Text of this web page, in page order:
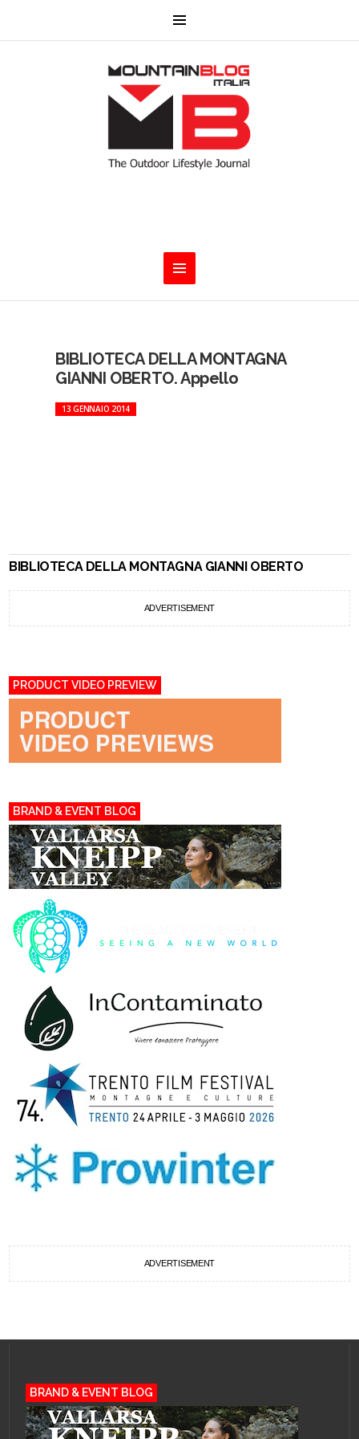
BIBLIOTECA DELLA MONTAGNA
GIANNI OBERTO. Appello
13 GENNAIO 2014
BIBLIOTECA DELLA MONTAGNA GIANNI OBERTO
ADVERTISEMENT
PRODUCT VIDEO PREVIEW
BRAND & EVENT BLOG
ADVERTISEMENT
BRAND & EVENT BLOG